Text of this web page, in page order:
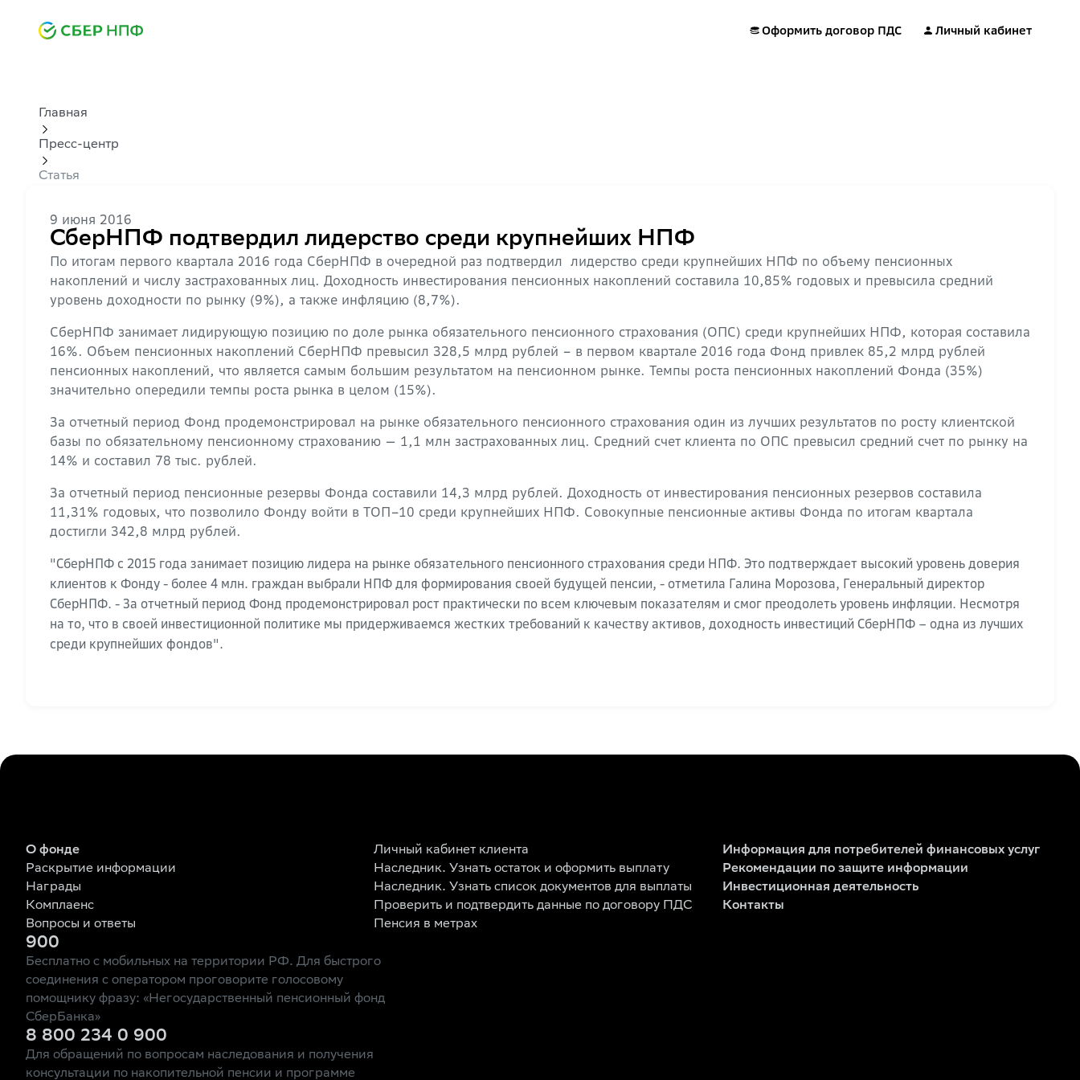
Оформить договор ПДС Личный кабинет
Главная
Пресс-центр
Статья
9 июня 2016
СберНПФ подтвердил лидерство среди крупнейших НПФ
По итогам первого квартала 2016 года СберНПФ в очередной раз подтвердил лидерство среди крупнейших НПФ по объему пенсионных
накоплений и числу застрахованных лиц. Доходность инвестирования пенсионных накоплений составила 10,85% годовых и превысила средний
уровень доходности по рынку (9%), а также инфляцию (8,7%).
СберНПФ занимает лидирующую позицию по доле рынка обязательного пенсионного страхования (ОПС) среди крупнейших НПФ, которая составила
16%. Объем пенсионных накоплений СберНПФ превысил 328,5 млрд рублей – в первом квартале 2016 года Фонд привлек 85,2 млрд рублей
пенсионных накоплений, что является самым большим результатом на пенсионном рынке. Темпы роста пенсионных накоплений Фонда (35%)
значительно опередили темпы роста рынка в целом (15%).
За отчетный период Фонд продемонстрировал на рынке обязательного пенсионного страхования один из лучших результатов по росту клиентской
базы по обязательному пенсионному страхованию — 1,1 млн застрахованных лиц. Средний счет клиента по ОПС превысил средний счет по рынку на
14% и составил 78 тыс. рублей.
За отчетный период пенсионные резервы Фонда составили 14,3 млрд рублей. Доходность от инвестирования пенсионных резервов составила
11,31% годовых, что позволило Фонду войти в ТОП–10 среди крупнейших НПФ. Совокупные пенсионные активы Фонда по итогам квартала
достигли 342,8 млрд рублей.
"СберНПФ с 2015 года занимает позицию лидера на рынке обязательного пенсионного страхования среди НПФ. Это подтверждает высокий уровень доверия
клиентов к Фонду - более 4 млн. граждан выбрали НПФ для формирования своей будущей пенсии, - отметила Галина Морозова, Генеральный директор
СберНПФ. - За отчетный период Фонд продемонстрировал рост практически по всем ключевым показателям и смог преодолеть уровень инфляции. Несмотря
на то, что в своей инвестиционной политике мы придерживаемся жестких требований к качеству активов, доходность инвестиций СберНПФ – одна из лучших
среди крупнейших фондов".
О фонде
Раскрытие информации
Награды
Комплаенс
Вопросы и ответы
Личный кабинет клиента
Наследник. Узнать остаток и оформить выплату
Наследник. Узнать список документов для выплаты
Проверить и подтвердить данные по договору ПДС
Пенсия в метрах
Информация для потребителей финансовых услуг
Рекомендации по защите информации
Инвестиционная деятельность
Контакты
900
Бесплатно с мобильных на территории РФ. Для быстрого
соединения с оператором проговорите голосовому
помощнику фразу: «Негосударственный пенсионный фонд
СберБанка»
8 800 234 0 900
Для обращений по вопросам наследования и получения
консультации по накопительной пенсии и программе